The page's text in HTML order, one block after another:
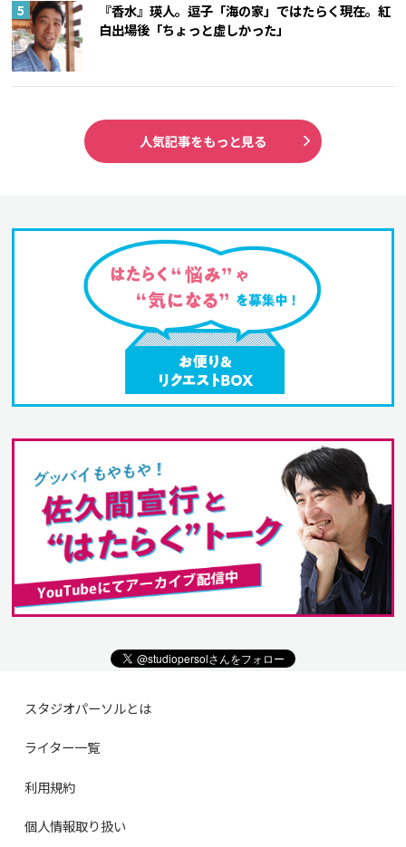
『香水』瑛人。逗子「海の家」ではたらく現在。紅
白出場後「ちょっと虚しかった」
人気記事をもっと見る
スタジオパーソルとは
ライター一覧
利用規約
個人情報取り扱い